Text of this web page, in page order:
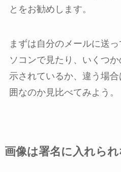
とをお勧めします。
まずは自分のメールに送
ソコンで見たり、いくつ
示されているか、違う場
囲なのか見比べてみよう。
画像は署名に入れら